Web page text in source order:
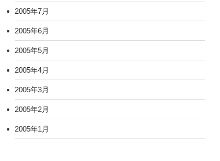
2005年7月
2005年6月
2005年5月
2005年4月
2005年3月
2005年2月
2005年1月